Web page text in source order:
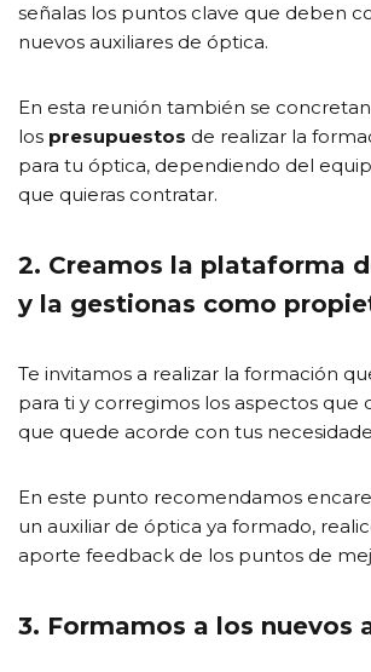
señalas los puntos clave que deben
nuevos auxiliares de óptica.
En esta reunión también se concretan
los presupuestos de realizar la
para tu óptica, dependiendo del
que quieras contratar.
2. Creamos la plataforma
y la gestionas como
Te invitamos a realizar la formación
para ti y corregimos los aspectos que
que quede acorde con tus
En este punto recomendamos
un auxiliar de óptica ya formado,
aporte feedback de los puntos de
3. Formamos a los nuevos